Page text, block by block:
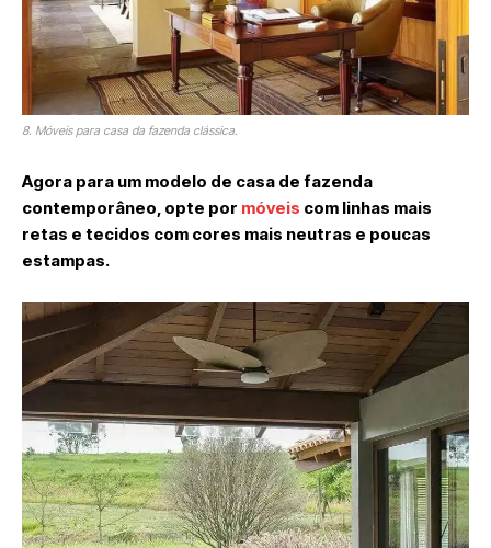
8. Móveis para casa da fazenda clássica.
Agora para um modelo de casa de fazenda
contemporâneo, opte por móveis com linhas mais
retas e tecidos com cores mais neutras e poucas
estampas.